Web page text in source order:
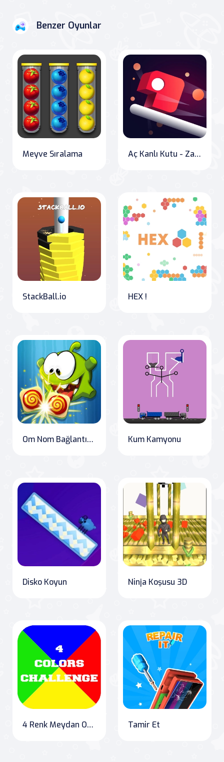
Benzer Oyunlar
Meyve Sıralama Aç Kanlı Kutu - Zaman tükenmeden ye
StackBall.io HEX !
Om Nom Bağlantısı Klasik Kum Kamyonu
Disko Koyun Ninja Koşusu 3D
4 Renk Meydan Okuma Tamir Et